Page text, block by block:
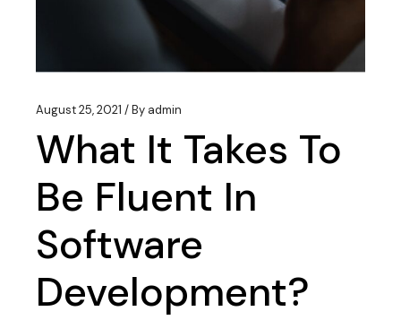
August 25, 2021 By admin
What It Takes To
Be Fluent In
Software
Development?